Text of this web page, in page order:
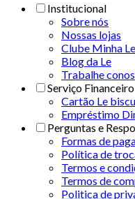
Institucional
Sobre nós
Nossas lojas
Clube Minha Le
Blog da Le
Trabalhe
Serviço Financeiro
Cartão Le
Empréstimo
Perguntas e
Formas de
Política de
Termos e
Termos de
Politica de